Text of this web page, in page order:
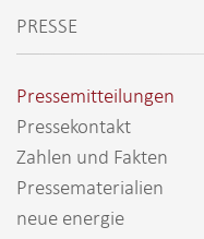
PRESSE
Pressemitteilungen
Pressekontakt
Zahlen und Fakten
Pressematerialien
neue energie